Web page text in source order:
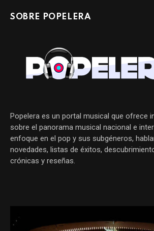
SOBRE POPELERA
Popelera es un portal musical que ofrece
sobre el panorama musical nacional e
enfoque en el pop y sus subgéneros,
novedades, listas de éxitos,
crónicas y reseñas.